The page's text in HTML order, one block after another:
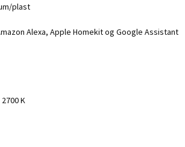
plast
Alexa, Apple Homekit og Google Assistant
K